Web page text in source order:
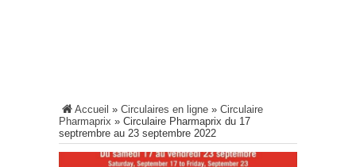
Accueil » Circulaires en ligne » Circulaire
Pharmaprix » Circulaire Pharmaprix du 17
septrembre au 23 septembre 2022